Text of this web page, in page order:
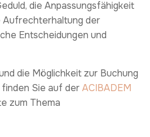
die Anpassungsfähigkeit
Aufrechterhaltung der
Entscheidungen und
die Möglichkeit zur Buchung
Sie auf derACIBADEM
zum Thema